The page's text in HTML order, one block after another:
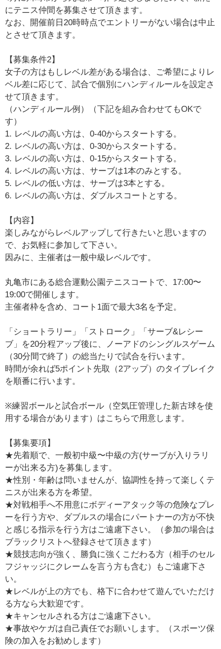
にテニス仲間を募集させて頂きます。
なお、開催前日20時時点でエントリーがない場合は中止
とさせて頂きます。
【募集条件2】
女子の方はもしレベル差がある場合は、ご希望によりレ
ベル差に応じて、試合で個別にハンディルールを設定さ
せて頂きます。
（ハンディルール例）（下記を組み合わせてもOKで
す）
1. レベルの高い方は、0-40からスタートする。
2. レベルの高い方は、0-30からスタートする。
3. レベルの高い方は、0-15からスタートする。
4. レベルの高い方は、サーブは1本のみとする。
5. レベルの低い方は、サーブは3本とする。
6. レベルの高い方は、ダブルスコートとする。
【内容】
楽しみながらレベルアップして行きたいと思いますの
で、お気軽に参加して下さい。
因みに、主催者は一般中級レベルです。
丸亀市にある総合運動公園テニスコートで、17:00〜
19:00で開催します。
主催者枠を含め、コート1面で最大3名を予定。
「ショートラリー」「ストローク」「サーブ&レシー
ブ」を20分程アップ後に、ノーアドのシングルスゲーム
（30分間で終了）の総当たりで試合を行います。
時間が余れば5ポイント先取（2アップ）のタイブレイク
を順番に行います。
※練習ボールと試合ボール（空気圧管理した新古球を使
用する場合があります）はこちらで用意します。
【募集要項】
★先着順で、一般初中級〜中級の方(サーブが入りラリ
ーが出来る方)を募集します。
★性別・年齢は問いませんが、協調性を持って楽しくテ
ニスが出来る方を希望。
★対戦相手へ不用意にボディーアタック等の危険なプレ
ーを行う方や、ダブルスの場合にパートナーの方が不快
と感じる指示を行う方はご遠慮下さい。（参加の場合は
ブラックリストへ登録させて頂きます）
★競技志向が強く、勝負に強くこだわる方（相手のセル
フジャッジにクレームを言う方も含む）もご遠慮下さ
い。
★レベルが上の方でも、格下に合わせて遊んでいただけ
る方なら大歓迎です。
★キャンセルされる方はご遠慮下さい。
★事故やケガは自己責任でお願いします。（スポーツ保
険の加入をお勧めします）